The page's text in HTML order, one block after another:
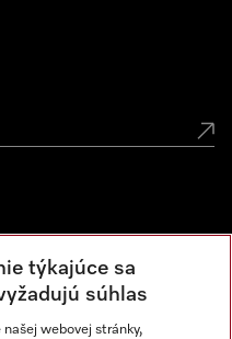
týkajúce sa
súhlas
webovej stránky,